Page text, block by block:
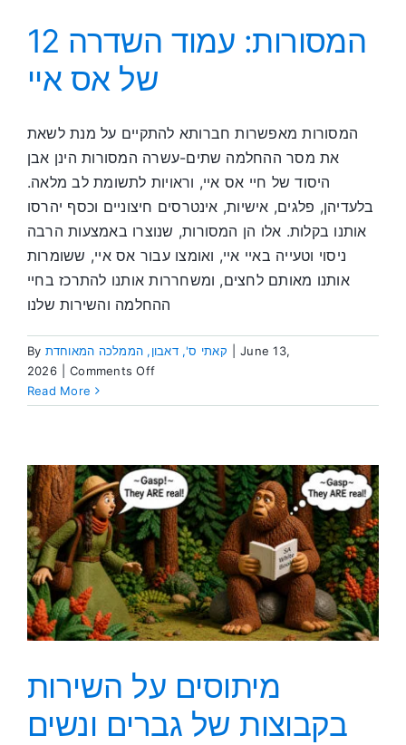
12 המסורות: עמוד השדרה
של אס איי
המסורות מאפשרות חברותא להתקיים על מנת לשאת
את מסר ההחלמה שתים-עשרה המסורות הינן אבן
היסוד של חיי אס איי, וראויות לתשומת לב מלאה.
בלעדיהן, פלגים, אישיות, אינטרסים חיצוניים וכסף יהרסו
אותנו בקלות. אלו הן המסורות, שנוצרו באמצעות הרבה
ניסוי וטעייה באיי איי, ואומצו עבור אס איי, ששומרות
אותנו מאותם לחצים, ומשחררות אותנו להתרכז בחיי
ההחלמה והשירות שלנו
By קאתי ס', דאבון, הממלכה המאוחדת
June 13,
2026
Comments Offon
המסורות:
של
אס
איי
Read More
מיתוסים על השירות
בקבוצות של גברים ונשים